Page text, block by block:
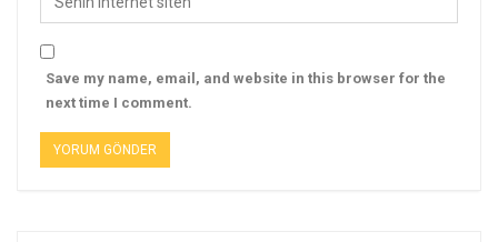
Save my name, email, and website in this browser for the
next time I comment.